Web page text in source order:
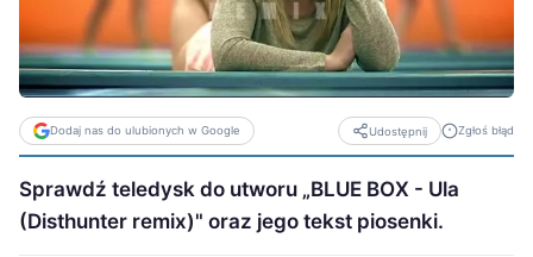
Dodaj nas do ulubionych w Google Udostępnij Zgłoś błąd
Sprawdź teledysk do utworu „BLUE BOX - Ula
(Disthunter remix)" oraz jego tekst piosenki.